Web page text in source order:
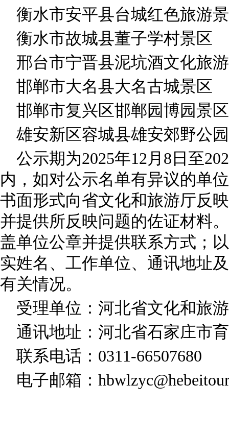
衡水市安平县台城红色旅游
衡水市故城县董子学村景区
邢台市宁晋县泥坑酒文化旅
邯郸市大名县大名古城景区
邯郸市复兴区邯郸园博园景区
雄安新区容城县雄安郊野公
公示期为2025年12月8日至
内，如对公示名单有异议的单
书面形式向省文化和旅游厅反
并提供所反映问题的佐证材料
盖单位公章并提供联系方式；
实姓名、工作单位、通讯地址
有关情况。
受理单位：河北省文化和旅
通讯地址：河北省石家庄市
联系电话：0311-66507680
电子邮箱：